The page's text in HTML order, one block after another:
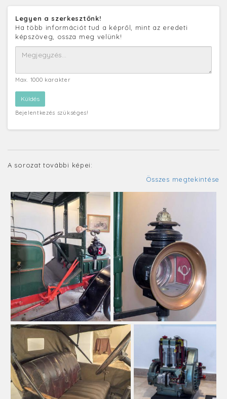
Legyen a szerkesztőnk!
Ha több információt tud a képről, mint az eredeti
képszöveg, ossza meg velünk!
Max. 1000 karakter
Bejelentkezés szükséges!
A sorozat további képei:
Összes megtekintése